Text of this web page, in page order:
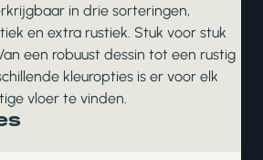
in drie sorteringen,
en extra rustiek. Stuk voor stuk
een robuust dessin tot een rustig
kleuropties is er voor elk
vloer te vinden.